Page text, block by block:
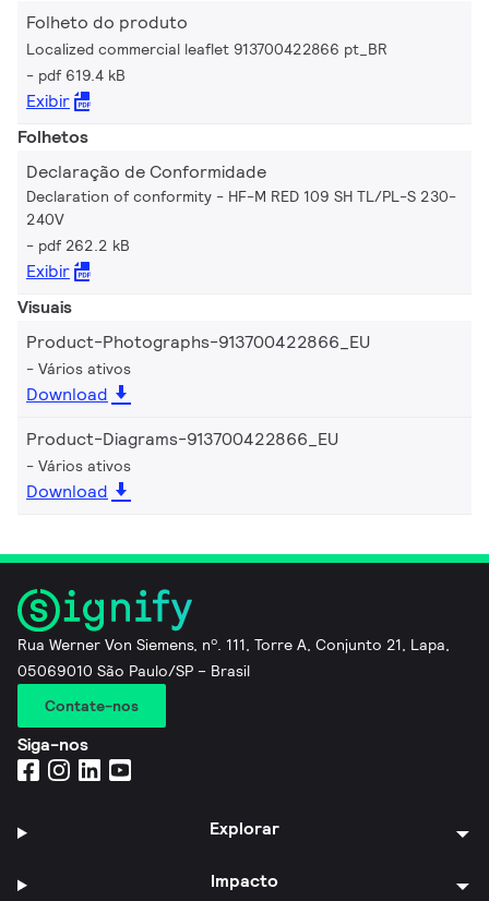
Folheto do produto
Localized commercial leaflet 913700422866 pt_BR
pdf 619.4 kB
Exibir
Folhetos
Declaração de Conformidade
Declaration of conformity - HF-M RED 109 SH TL/PL-S 230-
240V
pdf 262.2 kB
Exibir
Visuais
Product-Photographs-913700422866_EU
Vários ativos
Download
Product-Diagrams-913700422866_EU
Vários ativos
Download
Rua Werner Von Siemens, nº. 111, Torre A, Conjunto 21, Lapa,
05069010 São Paulo/SP – Brasil
Contate-nos
Siga-nos
Explorar
Impacto